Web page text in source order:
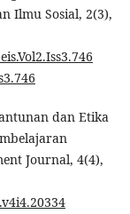
Ilmu Sosial, 2(3),
dan Etika
Journal, 4(4),